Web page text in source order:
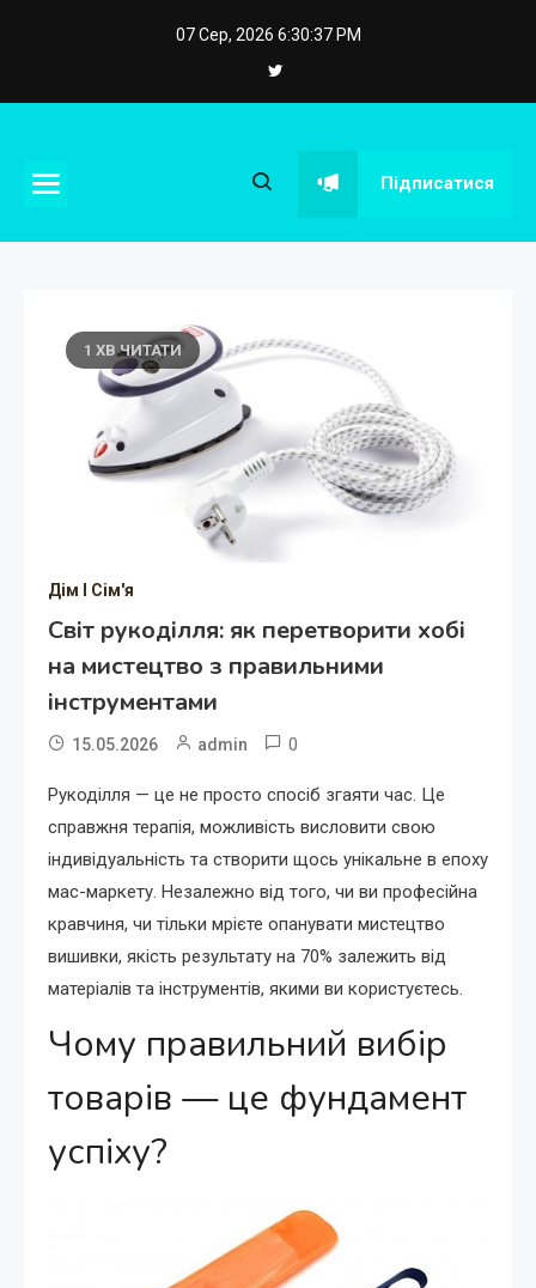
07 Сер, 2026 6:30:37 PM
eposstroy.com.ua Підписатися
1 ХВ ЧИТАТИ
Дім І Сім'я
Світ рукоділля: як перетворити хобі
на мистецтво з правильними
інструментами
15.05.2026 admin 0
Рукоділля — це не просто спосіб згаяти час. Це
справжня терапія, можливість висловити свою
індивідуальність та створити щось унікальне в епоху
мас-маркету. Незалежно від того, чи ви професійна
кравчиня, чи тільки мрієте опанувати мистецтво
вишивки, якість результату на 70% залежить від
матеріалів та інструментів, якими ви користуєтесь.
Чому правильний вибір
товарів — це фундамент
успіху?